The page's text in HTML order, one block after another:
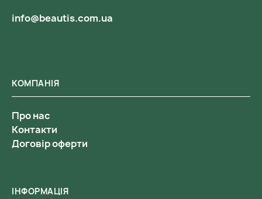
ІНФОРМАЦІЯ
КОМПАНІЯ
Про нас
Контакти
Договір оферти
info@beautis.com.ua